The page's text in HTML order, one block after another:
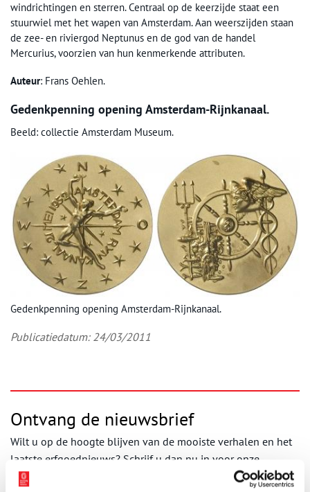
windrichtingen en sterren. Centraal op de keerzijde staat een
stuurwiel met het wapen van Amsterdam. Aan weerszijden staan
de zee- en riviergod Neptunus en de god van de handel
Mercurius, voorzien van hun kenmerkende attributen.
Auteur: Frans Oehlen.
Gedenkpenning opening Amsterdam-Rijnkanaal.
Beeld: collectie Amsterdam Museum.
Gedenkpenning opening Amsterdam-Rijnkanaal.
Publicatiedatum: 24/03/2011
Ontvang de nieuwsbrief
Wilt u op de hoogte blijven van de mooiste verhalen en het
laatste erfgoednieuws? Schrijf u dan nu in voor onze
wekelijkse nieuwsbrief!